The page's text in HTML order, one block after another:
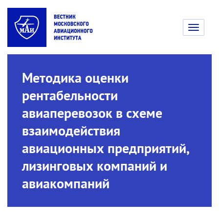
Toggle
Методика оценки
рентабельности
авиаперевозок в схеме
взаимодействия
авиационных предприятий,
лизинговых компаний и
авиакомпаний